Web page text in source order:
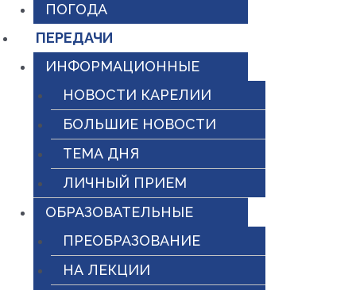
ПОГОДА
ПЕРЕДАЧИ
ИНФОРМАЦИОННЫЕ
НОВОСТИ КАРЕЛИИ
БОЛЬШИЕ НОВОСТИ
ТЕМА ДНЯ
ЛИЧНЫЙ ПРИЕМ
ОБРАЗОВАТЕЛЬНЫЕ
ПРЕОБРАЗОВАНИЕ
НА ЛЕКЦИИ